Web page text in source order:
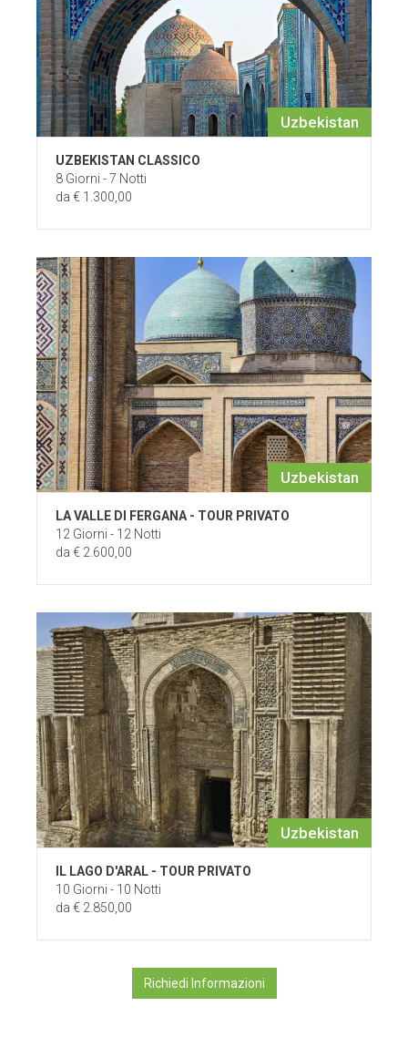
Uzbekistan
UZBEKISTAN CLASSICO
8 Giorni - 7 Notti
da € 1.300,00
Uzbekistan
LA VALLE DI FERGANA - TOUR PRIVATO
12 Giorni - 12 Notti
da € 2.600,00
Uzbekistan
IL LAGO D'ARAL - TOUR PRIVATO
10 Giorni - 10 Notti
da € 2.850,00
Richiedi Informazioni